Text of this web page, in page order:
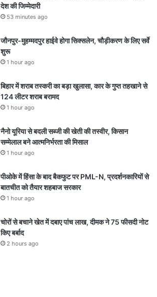
देश की जिम्मेदारी
53 minutes ago
जौनपुर-मुहम्मदपुर हाईवे होगा सिक्सलेन, चौड़ीकरण के लिए सर्वे
शुरू
1 hour ago
बिहार में शराब तस्करी का बड़ा खुलासा, कार के गुप्त तहखाने से
124 लीटर शराब बरामद
1 hour ago
नैनो यूरिया से बदली सब्जी की खेती की तस्वीर, किसान
सम्मेलाल बने आत्मनिर्भरता की मिसाल
1 hour ago
पीओके में हिंसा के बाद बैकफुट पर PML-N, प्रदर्शनकारियों से
बातचीत को तैयार शहबाज सरकार
1 hour ago
चोरों से बचाने खेत में दबाए पांच लाख, दीमक ने 75 फीसदी नोट
किए बर्बाद
2 hours ago